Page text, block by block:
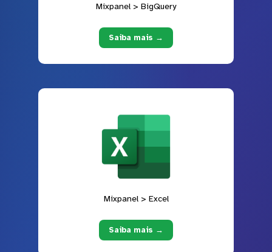
Mixpanel > BigQuery
Saiba mais →
Mixpanel > Excel
Saiba mais →